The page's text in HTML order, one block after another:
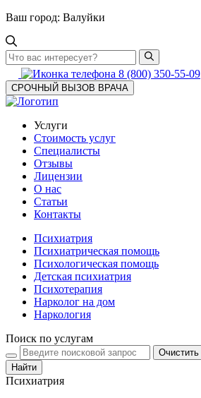
Ваш город: Валуйки
8 (800) 350-55-09
СРОЧНЫЙ ВЫЗОВ ВРАЧА
Услуги
Стоимость услуг
Специалисты
Отзывы
Лицензии
О нас
Статьи
Контакты
Психиатрия
Психиатрическая помощь
Психологическая помощь
Детская психиатрия
Психотерапия
Нарколог на дом
Наркология
Поиск по услугам
Очистить
Найти
Психиатрия